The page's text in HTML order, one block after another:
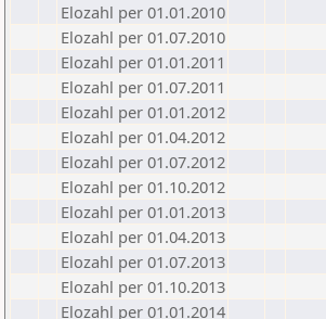
Elozahl per 01.01.2010
Elozahl per 01.07.2010
Elozahl per 01.01.2011
Elozahl per 01.07.2011
Elozahl per 01.01.2012
Elozahl per 01.04.2012
Elozahl per 01.07.2012
Elozahl per 01.10.2012
Elozahl per 01.01.2013
Elozahl per 01.04.2013
Elozahl per 01.07.2013
Elozahl per 01.10.2013
Elozahl per 01.01.2014